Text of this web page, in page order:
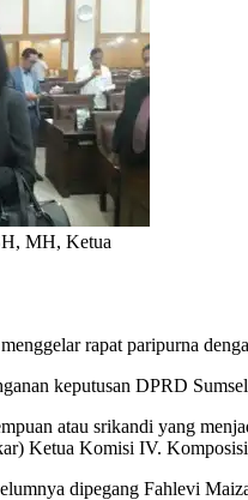
MH, Ketua
rapat paripurna
keputusan DPRD
atau srikandi yang
Ketua Komisi IV.
dipegang Fahlevi